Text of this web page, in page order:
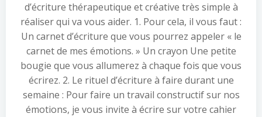
d’écriture thérapeutique et créative très simple à
réaliser qui va vous aider. 1. Pour cela, il vous faut :
Un carnet d’écriture que vous pourrez appeler « le
carnet de mes émotions. » Un crayon Une petite
bougie que vous allumerez à chaque fois que vous
écrirez. 2. Le rituel d’écriture à faire durant une
semaine : Pour faire un travail constructif sur nos
émotions, je vous invite à écrire sur votre cahier